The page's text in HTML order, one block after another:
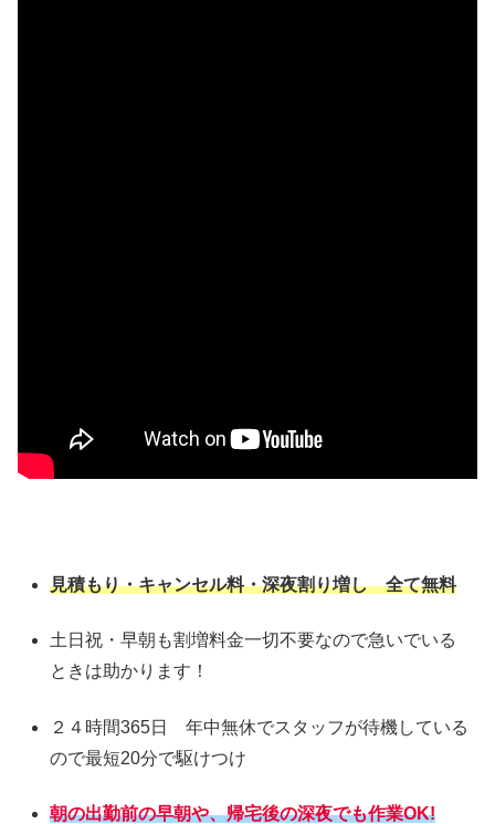
見積もり・キャンセル料・深夜割り増し 全て無料
土日祝・早朝も割増料金一切不要なので急いでいる
ときは助かります！
２４時間365日 年中無休でスタッフが待機している
ので最短20分で駆けつけ
朝の出勤前の早朝や、帰宅後の深夜でも作業OK!